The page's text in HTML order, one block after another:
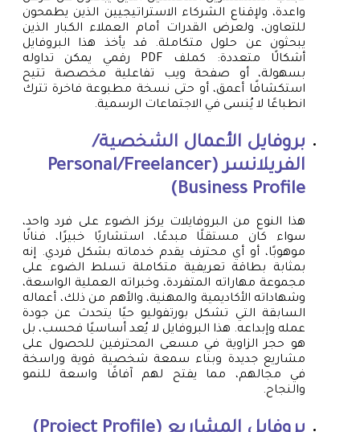
واعدة، ولإقناع الشركاء الاستراتيجيين الذين يطمحون
للتعاون، ولعرض القدرات أمام العملاء الكبار الذين
يبحثون عن حلول متكاملة. قد يأخذ هذا البروفايل
أشكالًا متعددة: كملف PDF رقمي يمكن تداوله
بسهولة، أو صفحة ويب تفاعلية مخصصة تتيح
استكشافًا أعمق، أو حتى نسخة مطبوعة فاخرة تترك
انطباعًا لا يُنسى في الاجتماعات الرسمية.
بروفايل الأعمال الشخصية/
الفريلانسر (Personal/Freelancer
Business Profile)
هذا النوع من البروفايلات يركز الضوء على فرد واحد،
سواء كان مستقلًا مبدعًا، استشاريًا خبيرًا، فنانًا
موهوبًا، أو أي محترف يقدم خدماته بشكل فردي. إنه
بمثابة بطاقة تعريفية متكاملة تسلط الضوء على
مجموعة مهاراته المتفردة، وخبراته العملية الواسعة،
وشهاداته الأكاديمية والمهنية، والأهم من ذلك، أعماله
السابقة التي تشكل بورتفوليو حيًا يتحدث عن جودة
عمله وإبداعه. هذا البروفايل لا يُعد أساسيًا فحسب، بل
هو حجر الزاوية في مسعى المحترفين للحصول على
مشاريع جديدة وبناء سمعة شخصية قوية وراسخة
في مجالهم، مما يفتح لهم آفاقًا واسعة للنمو
والنجاح.